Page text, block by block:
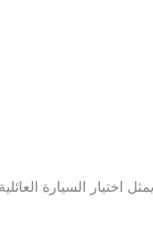
اختيار السيارة